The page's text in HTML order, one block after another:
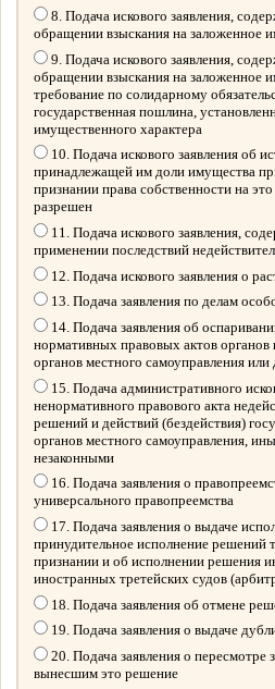
8. Подача искового заявления,
обращении взыскания на заложенное
9. Подача искового заявления,
обращении взыскания на заложенное
требование по солидарному
государственная пошлина,
имущественного характера
10. Подача искового заявления об
принадлежащей им доли имущества
признании права собственности на
разрешен
11. Подача искового заявления,
применении последствий
12. Подача искового заявления о
13. Подача заявления по делам
14. Подача заявления об
нормативных правовых актов органов
органов местного самоуправления
15. Подача административного
ненормативного правового акта
решений и действий (бездействия)
органов местного самоуправления,
незаконными
16. Подача заявления о
универсального правопреемства
17. Подача заявления о выдаче
принудительное исполнение решений
признании и об исполнении решения
иностранных третейских судов
18. Подача заявления об отмене
19. Подача заявления о выдаче
20. Подача заявления о пересмотре
вынесшим это решение